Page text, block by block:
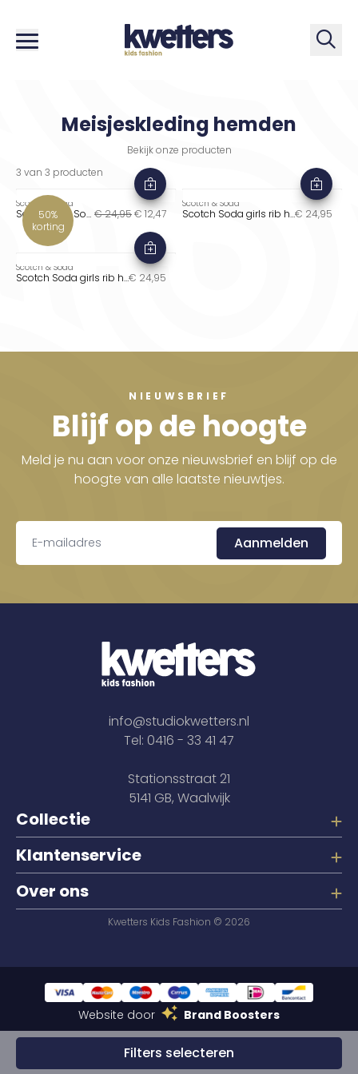
Meisjeskleding hemden
Bekijk onze producten
3 van 3 producten
50%
korting
Scotch & Soda
Scotch and Soda girls rib hemd in de kleur wit € 24,95€ 12,47
Scotch & Soda
Scotch Soda girls rib hemd in de kleur navy donkerblauw€ 24,95
Scotch & Soda
Scotch Soda girls rib hemd in de kleur wit€ 24,95
Filters selecteren
NIEUWSBRIEF
Blijf op de hoogte
Meld je nu aan voor onze nieuwsbrief en blijf op de
hoogte van alle laatste nieuwtjes.
Aanmelden
info@studiokwetters.nl
Tel: 0416 - 33 41 47
Stationsstraat 21
5141 GB, Waalwijk
Collectie
Klantenservice
Over ons
Kwetters Kids Fashion © 2026
Website door Brand Boosters